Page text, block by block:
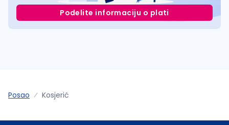
Podelite informaciju o plati
Posao Kosjerić